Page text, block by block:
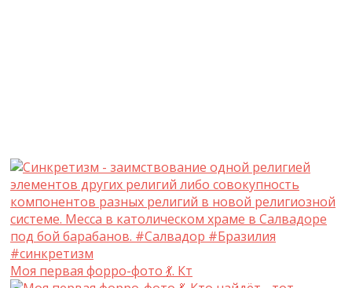
Моя первая форро-фото 💃. Кт